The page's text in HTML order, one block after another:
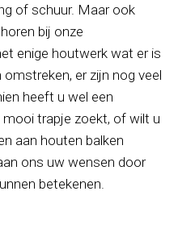
of schuur. Maar ook
bij onze
enige houtwerk wat er is
er zijn nog veel
heeft u wel een
trapje zoekt, of wilt u
aan houten balken
ons uw wensen door
betekenen.